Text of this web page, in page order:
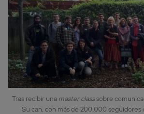
Tras recibir una master classsobre
Su can, con más de 200.000 seguidores